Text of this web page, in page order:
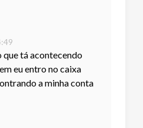
que tá acontecendo
eu entro no caixa
a minha conta